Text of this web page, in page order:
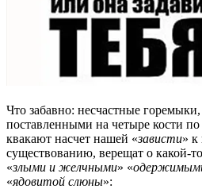
Что забавно: несчастные
поставленными на четыре кости
квакают насчет нашей «зависти» к
существованию, верещат о какой-
«злыми и желчными» «
«ядовитой слюны»: